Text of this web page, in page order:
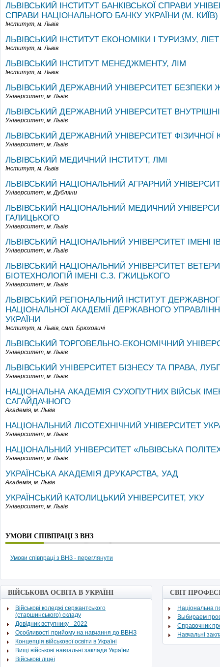
ЛЬВІВСЬКИЙ ІНСТИТУТ БАНКІВСЬКОЇ СПРАВИ
СПРАВИ НАЦІОНАЛЬНОГО БАНКУ УКРАЇНИ (М. КИЇВ)
Інститут, м. Львів
ЛЬВІВСЬКИЙ ІНСТИТУТ ЕКОНОМІКИ І ТУРИЗМУ, ЛІЕТ
Інститут, м. Львів
ЛЬВІВСЬКИЙ ІНСТИТУТ МЕНЕДЖМЕНТУ, ЛІМ
Інститут, м. Львів
ЛЬВІВСЬКИЙ ДЕРЖАВНИЙ УНІВЕРСИТЕТ БЕЗПЕКИ
Університет, м. Львів
ЛЬВІВСЬКИЙ ДЕРЖАВНИЙ УНІВЕРСИТЕТ
Університет, м. Львів
ЛЬВІВСЬКИЙ ДЕРЖАВНИЙ УНІВЕРСИТЕТ ФІЗИЧНОЇ
Університет, м. Львів
ЛЬВІВСЬКИЙ МЕДИЧНИЙ ІНСТИТУТ, ЛМІ
Інститут, м. Львів
ЛЬВІВСЬКИЙ НАЦІОНАЛЬНИЙ АГРАРНИЙ
Університет, м. Дубляни
ЛЬВІВСЬКИЙ НАЦІОНАЛЬНИЙ МЕДИЧНИЙ
ГАЛИЦЬКОГО
Університет, м. Львів
ЛЬВІВСЬКИЙ НАЦІОНАЛЬНИЙ УНІВЕРСИТЕТ ІМЕНІ
Університет, м. Львів
ЛЬВІВСЬКИЙ НАЦІОНАЛЬНИЙ УНІВЕРСИТЕТ
БІОТЕХНОЛОГІЙ ІМЕНІ С.З. ГЖИЦЬКОГО
Університет, м. Львів
ЛЬВІВСЬКИЙ РЕГІОНАЛЬНИЙ ІНСТИТУТ
НАЦІОНАЛЬНОЇ АКАДЕМІЇ ДЕРЖАВНОГО
УКРАЇНИ
Інститут, м. Львів, смт. Брюховичі
ЛЬВІВСЬКИЙ ТОРГОВЕЛЬНО-ЕКОНОМІЧНИЙ
Університет, м. Львів
ЛЬВІВСЬКИЙ УНІВЕРСИТЕТ БІЗНЕСУ ТА ПРАВА,
Університет, м. Львів
НАЦІОНАЛЬНА АКАДЕМІЯ СУХОПУТНИХ ВІЙСЬК
САГАЙДАЧНОГО
Академія, м. Львів
НАЦІОНАЛЬНИЙ ЛІСОТЕХНІЧНИЙ УНІВЕРСИТЕТ
Університет, м. Львів
НАЦІОНАЛЬНИЙ УНІВЕРСИТЕТ «ЛЬВІВСЬКА
Університет, м. Львів
УКРАЇНСЬКА АКАДЕМІЯ ДРУКАРСТВА, УАД
Академія, м. Львів
УКРАЇНСЬКИЙ КАТОЛИЦЬКИЙ УНІВЕРСИТЕТ, УКУ
Університет, м. Львів
УМОВИ СПІВПРАЦІ З ВНЗ
Умови співпраці з ВНЗ - переглянути
ВІЙСЬКОВА ОСВІТА В УКРАЇНІ
Військові коледжі сержантського
(старшинського) складу
Довідник вступнику - 2022
Особливості прийому на навчання до ВВНЗ
Концепція військової освіти в Україні
Вищі військові навчальні заклади України
Військові ліцеї
СВІТ
Національна
Выбираем
Cправочник
Навчальні